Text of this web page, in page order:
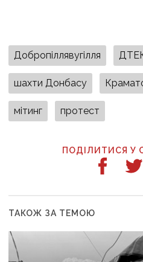
Добропіллявугілля
шахти Донбасу
мітинг протест
ПОДІЛИТИСЯ У
ТАКОЖ ЗА ТЕМОЮ